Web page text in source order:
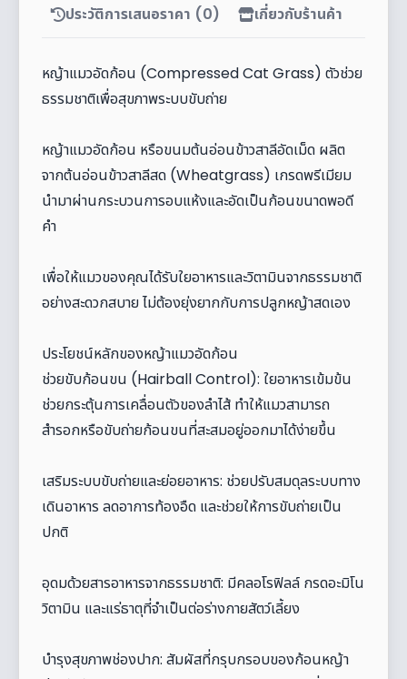
ประวัติการเสนอราคา (0) เกี่ยวกับร้านค้า
หญ้าแมวอัดก้อน (Compressed Cat Grass) ตัวช่วย
ธรรมชาติเพื่อสุขภาพระบบขับถ่าย
หญ้าแมวอัดก้อน หรือขนมต้นอ่อนข้าวสาลีอัดเม็ด ผลิต
จากต้นอ่อนข้าวสาลีสด (Wheatgrass) เกรดพรีเมียม
นำมาผ่านกระบวนการอบแห้งและอัดเป็นก้อนขนาดพอดี
คำ
เพื่อให้แมวของคุณได้รับใยอาหารและวิตามินจากธรรมชาติ
อย่างสะดวกสบาย ไม่ต้องยุ่งยากกับการปลูกหญ้าสดเอง
ประโยชน์หลักของหญ้าแมวอัดก้อน
ช่วยขับก้อนขน (Hairball Control): ใยอาหารเข้มข้น
ช่วยกระตุ้นการเคลื่อนตัวของลำไส้ ทำให้แมวสามารถ
สำรอกหรือขับถ่ายก้อนขนที่สะสมอยู่ออกมาได้ง่ายขึ้น
เสริมระบบขับถ่ายและย่อยอาหาร: ช่วยปรับสมดุลระบบทาง
เดินอาหาร ลดอาการท้องอืด และช่วยให้การขับถ่ายเป็น
ปกติ
อุดมด้วยสารอาหารจากธรรมชาติ: มีคลอโรฟิลล์ กรดอะมิโน
วิตามิน และแร่ธาตุที่จำเป็นต่อร่างกายสัตว์เลี้ยง
บำรุงสุขภาพช่องปาก: สัมผัสที่กรุบกรอบของก้อนหญ้า